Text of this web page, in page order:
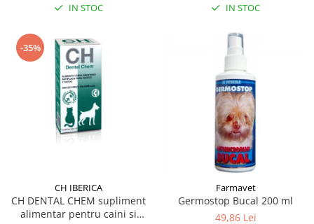
IN STOC IN STOC
-35%
CH IBERICA
CH DENTAL CHEM supliment
alimentar pentru caini si
Farmavet
Germostop Bucal 200 ml
49,86 Lei